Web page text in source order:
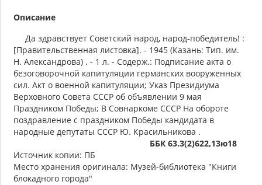
Описание
Да здравствует Советский народ, народ-победитель! :
[Правительственная листовка]. - 1945 (Казань: Тип. им.
Н. Александрова) . - 1 л. - Содерж.: Подписание акта о
безоговорочной капитуляции германских вооруженных
сил. Акт о военной капитуляции; Указ Президиума
Верховного Совета СССР об объявлении 9 мая
Праздником Победы; В Совнаркоме СССР На обороте
поздравление с праздником Победы кандидата в
народные депутаты СССР Ю. Красильникова .
ББК 63.3(2)622,13ю18
Источник копии: ПБ
Место хранения оригинала: Музей-библиотека "Книги
блокадного города"